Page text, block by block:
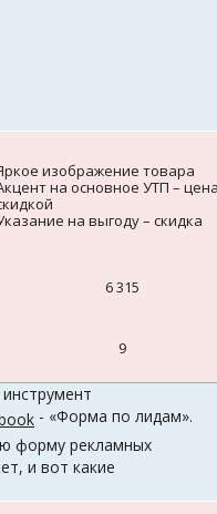
изображение товара
на основное УТП –
на выгоду – скидка
6 315
9
- «Форма по лидам».
форму рекламных
и вот какие